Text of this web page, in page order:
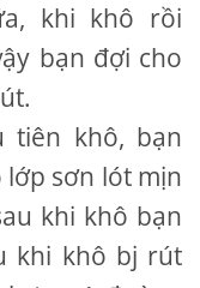
khi khô rồi
bạn đợi cho
tiên khô, bạn
lớp sơn lót mịn
khi khô bạn
khi khô bj rút